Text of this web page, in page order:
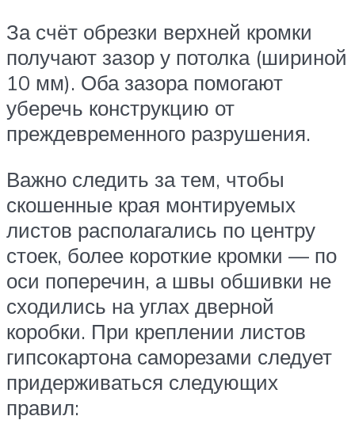
За счёт обрезки верхней кромки
получают зазор у потолка (шириной
10 мм). Оба зазора помогают
уберечь конструкцию от
преждевременного разрушения.
Важно следить за тем, чтобы
скошенные края монтируемых
листов располагались по центру
стоек, более короткие кромки — по
оси поперечин, а швы обшивки не
сходились на углах дверной
коробки. При креплении листов
гипсокартона саморезами следует
придерживаться следующих
правил: